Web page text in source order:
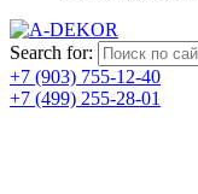
Search for:
+7 (903) 755-12-40
+7 (499) 255-28-01